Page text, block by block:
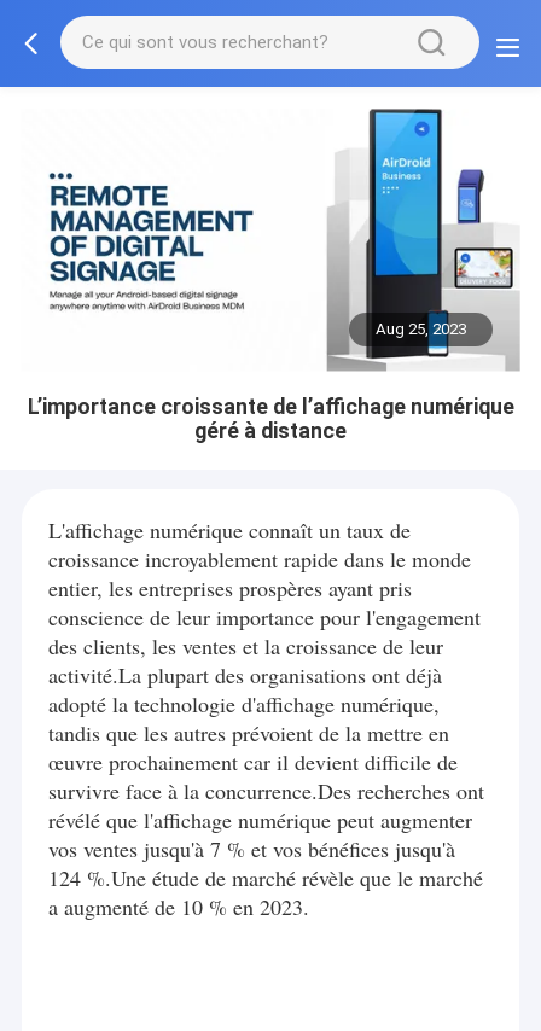
Aug 25, 2023
L’importance croissante de l’affichage numérique
géré à distance
L'affichage numérique connaît un taux de
croissance incroyablement rapide dans le monde
entier, les entreprises prospères ayant pris
conscience de leur importance pour l'engagement
des clients, les ventes et la croissance de leur
activité.La plupart des organisations ont déjà
adopté la technologie d'affichage numérique,
tandis que les autres prévoient de la mettre en
œuvre prochainement car il devient difficile de
survivre face à la concurrence.Des recherches ont
révélé que l'affichage numérique peut augmenter
vos ventes jusqu'à 7 % et vos bénéfices jusqu'à
124 %.Une étude de marché révèle que le marché
a augmenté de 10 % en 2023.